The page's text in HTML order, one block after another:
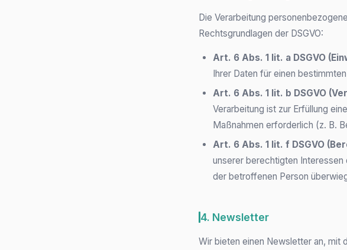
Die Verarbeitung
Rechtsgrundlagen der DSGVO:
Art. 6 Abs. 1 lit. a DSGVO
Ihrer Daten für einen
Art. 6 Abs. 1 lit. b DSGVO
Verarbeitung ist zur Erfüllung
Maßnahmen erforderlich (z. B.
Art. 6 Abs. 1 lit. f DSGVO
unserer berechtigten
der betroffenen Person
4. Newsletter
Wir bieten einen Newsletter an, mit